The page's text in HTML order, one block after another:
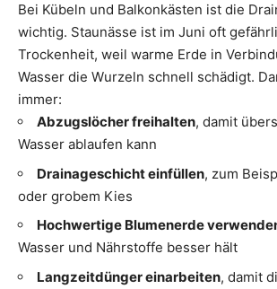
Bei Kübeln und Balkonkästen ist die
wichtig. Staunässe ist im Juni oft
Trockenheit, weil warme Erde in
Wasser die Wurzeln schnell schädigt.
immer:
Abzugslöcher freihalten, damit
Wasser ablaufen kann
Drainageschicht einfüllen, zum
oder grobem Kies
Hochwertige Blumenerde
Wasser und Nährstoffe besser hält
Langzeitdünger einarbeiten, damit